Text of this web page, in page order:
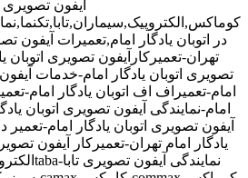
آیفون تصویری
در اتوبان یادگار امام,تعمیرات آیفون
تهران-تعمیرکارآیفون تصویری اتوبان
تصویری اتوبان یادگار امام-خدمات
امام-تعمیراف اف اتوبان یادگار امام-
امام-نمایندگی آیفون تصویری اتوبان
آیفون تصویری اتوبان یادگار امام-
یادگار امام تهران-تعمیرکار آیفون